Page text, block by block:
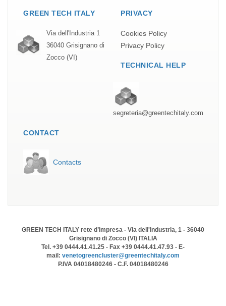
GREEN TECH ITALY
Via dell'Industria 1
36040 Grisignano di
Zocco (VI)
PRIVACY
Cookies Policy
Privacy Policy
TECHNICAL HELP
segreteria@greentechitaly.com
CONTACT
Contacts
GREEN TECH ITALY rete d’impresa - Via dell'Industria, 1 - 36040
Grisignano di Zocco (VI) ITALIA
Tel. +39 0444.41.41.25 - Fax +39 0444.41.47.93 - E-
mail: venetogreencluster@greentechitaly.com
P.IVA 04018480246 - C.F. 04018480246